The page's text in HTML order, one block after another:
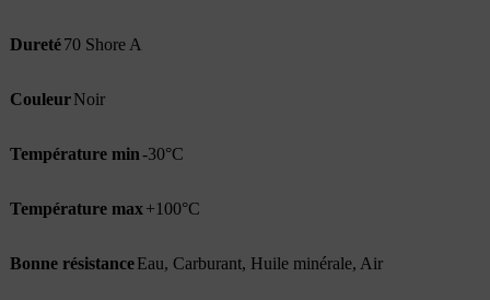
Dureté70 Shore A
CouleurNoir
Température min-30°C
Température max+100°C
Bonne résistanceEau, Carburant, Huile minérale, Air